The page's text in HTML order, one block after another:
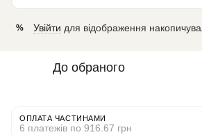
% Увійти для відображення
До обраного
ОПЛАТА ЧАСТИНАМИ
6 платежів по 916.67 грн